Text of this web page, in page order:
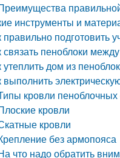
инструменты и
правильно подготовить
связать пеноблоки
утеплить дом из
выполнить
кровли пеноблочных
кровли
кровли
без армопояса
что надо обратить